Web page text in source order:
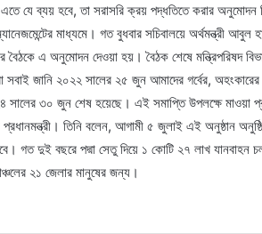
এতে যে ব্যয় হবে, তা সরাসরি ক্রয় পদ্ধতিতে করার অনুমোদন
মাধ্যমে। গত বুধবার সচিবালয়ে অর্থমন্ত্রী
বৈঠকে এ অনুমোদন দেওয়া হয়। বৈঠক শেষে মন্ত্রিপরিষদ
সবাই জানি ২০২২ সালের ২৫ জুন আমাদের গর্বের,
সালের ৩০ জুন শেষ হয়েছে। এই সমাপ্তি উপলক্ষে
তিনি বলেন, আগামী ৫ জুলাই এই অনুষ্ঠান
গত দুই বছরে পদ্মা সেতু দিয়ে ১ কোটি ২৭ লাখ
২১ জেলার মানুষের জন্য।